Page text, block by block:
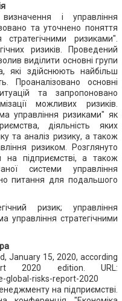
і управління
та уточнено поняття
стратегічними ризиками".
ризиків. Проведений
виділити основні групи
які здійснюють найбільш
Проаналізовано основні
та запропоновано
можливих ризиків.
управління ризиками" як
діяльність яких
та аналіз ризику, а також
ризиком. Розглянуто
на підприємстві, а також
системи управління
питання для подальшого
ризик; управління
управління стратегічними
January 15, 2020, according
2020 edition. URL:
risks-report-2020
на підприємстві.